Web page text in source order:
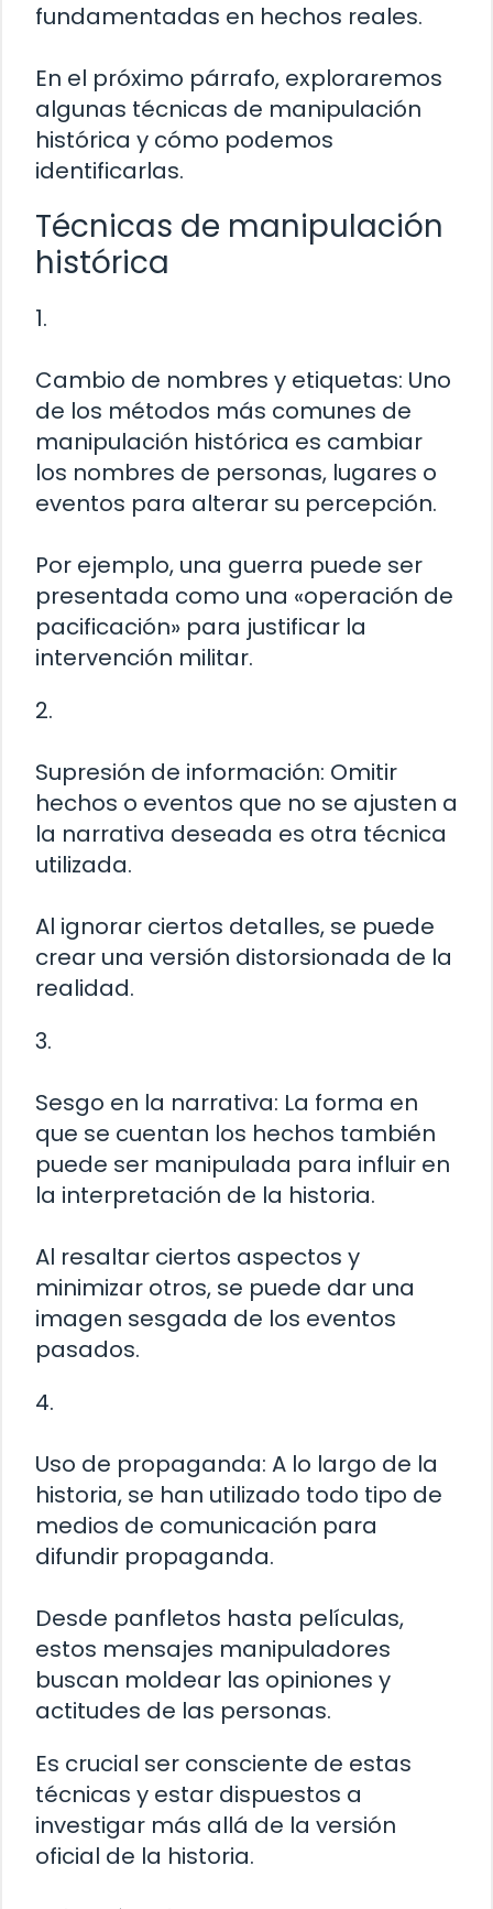
fundamentadas en hechos reales.
En el próximo párrafo, exploraremos
algunas técnicas de manipulación
histórica y cómo podemos
identificarlas.
Técnicas de manipulación
histórica
1.
Cambio de nombres y etiquetas: Uno
de los métodos más comunes de
manipulación histórica es cambiar
los nombres de personas, lugares o
eventos para alterar su percepción.
Por ejemplo, una guerra puede ser
presentada como una «operación de
pacificación» para justificar la
intervención militar.
2.
Supresión de información: Omitir
hechos o eventos que no se ajusten a
la narrativa deseada es otra técnica
utilizada.
Al ignorar ciertos detalles, se puede
crear una versión distorsionada de la
realidad.
3.
Sesgo en la narrativa: La forma en
que se cuentan los hechos también
puede ser manipulada para influir en
la interpretación de la historia.
Al resaltar ciertos aspectos y
minimizar otros, se puede dar una
imagen sesgada de los eventos
pasados.
4.
Uso de propaganda: A lo largo de la
historia, se han utilizado todo tipo de
medios de comunicación para
difundir propaganda.
Desde panfletos hasta películas,
estos mensajes manipuladores
buscan moldear las opiniones y
actitudes de las personas.
Es crucial ser consciente de estas
técnicas y estar dispuestos a
investigar más allá de la versión
oficial de la historia.